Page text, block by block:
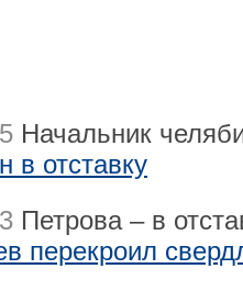
Начальник
в отставку
Петрова – в
перекроил